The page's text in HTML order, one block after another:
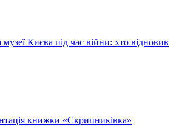
музеї Києва під час війни: хто відновив
книжки «Скрипниківка»